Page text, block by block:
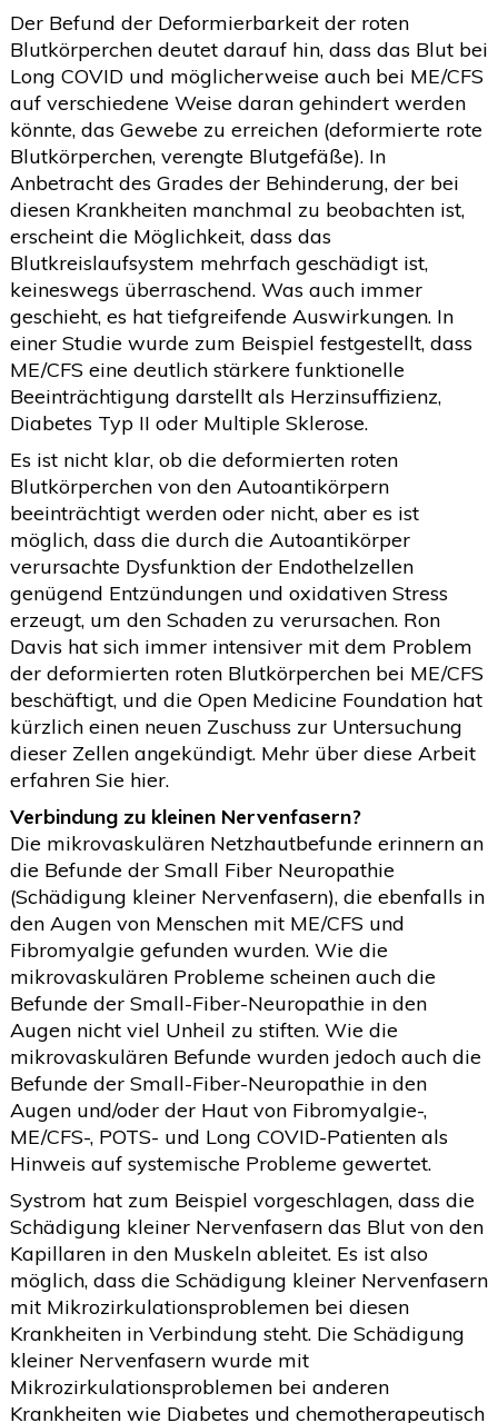
Der Befund der Deformierbarkeit der roten
Blutkörperchen deutet darauf hin, dass das Blut bei
Long COVID und möglicherweise auch bei ME/CFS
auf verschiedene Weise daran gehindert werden
könnte, das Gewebe zu erreichen (deformierte rote
Blutkörperchen, verengte Blutgefäße). In
Anbetracht des Grades der Behinderung, der bei
diesen Krankheiten manchmal zu beobachten ist,
erscheint die Möglichkeit, dass das
Blutkreislaufsystem mehrfach geschädigt ist,
keineswegs überraschend. Was auch immer
geschieht, es hat tiefgreifende Auswirkungen. In
einer Studie wurde zum Beispiel festgestellt, dass
ME/CFS eine deutlich stärkere funktionelle
Beeinträchtigung darstellt als Herzinsuffizienz,
Diabetes Typ II oder Multiple Sklerose.
Es ist nicht klar, ob die deformierten roten
Blutkörperchen von den Autoantikörpern
beeinträchtigt werden oder nicht, aber es ist
möglich, dass die durch die Autoantikörper
verursachte Dysfunktion der Endothelzellen
genügend Entzündungen und oxidativen Stress
erzeugt, um den Schaden zu verursachen. Ron
Davis hat sich immer intensiver mit dem Problem
der deformierten roten Blutkörperchen bei ME/CFS
beschäftigt, und die Open Medicine Foundation hat
kürzlich einen neuen Zuschuss zur Untersuchung
dieser Zellen angekündigt. Mehr über diese Arbeit
erfahren Sie hier.
Verbindung zu kleinen Nervenfasern?
Die mikrovaskulären Netzhautbefunde erinnern an
die Befunde der Small Fiber Neuropathie
(Schädigung kleiner Nervenfasern), die ebenfalls in
den Augen von Menschen mit ME/CFS und
Fibromyalgie gefunden wurden. Wie die
mikrovaskulären Probleme scheinen auch die
Befunde der Small-Fiber-Neuropathie in den
Augen nicht viel Unheil zu stiften. Wie die
mikrovaskulären Befunde wurden jedoch auch die
Befunde der Small-Fiber-Neuropathie in den
Augen und/oder der Haut von Fibromyalgie-,
ME/CFS-, POTS- und Long COVID-Patienten als
Hinweis auf systemische Probleme gewertet.
Systrom hat zum Beispiel vorgeschlagen, dass die
Schädigung kleiner Nervenfasern das Blut von den
Kapillaren in den Muskeln ableitet. Es ist also
möglich, dass die Schädigung kleiner Nervenfasern
mit Mikrozirkulationsproblemen bei diesen
Krankheiten in Verbindung steht. Die Schädigung
kleiner Nervenfasern wurde mit
Mikrozirkulationsproblemen bei anderen
Krankheiten wie Diabetes und chemotherapeutisch